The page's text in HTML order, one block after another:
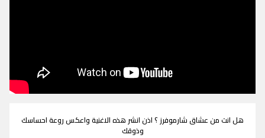
هل انت من عشاق شارموفرز ؟ اذن انشر هذه الاغنية واعكس روعة احساسك
وذوقك